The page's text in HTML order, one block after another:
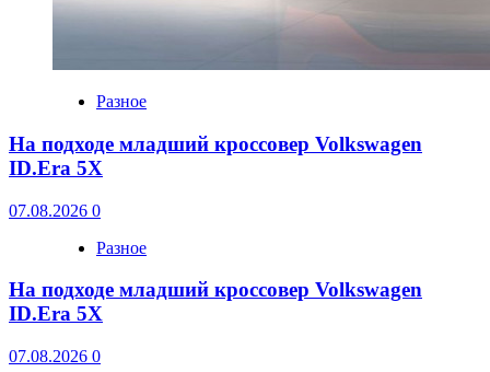
Разное
На подходе младший кроссовер Volkswagen
ID.Era 5X
07.08.2026 0
Разное
На подходе младший кроссовер Volkswagen
ID.Era 5X
07.08.2026 0